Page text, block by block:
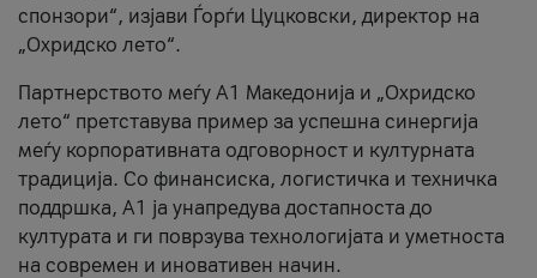
спонзори“, изјави Ѓорѓи Цуцковски, директор на
„Охридско лето“.
Партнерството меѓу A1 Македонија и „Охридско
лето“ претставува пример за успешна синергија
меѓу корпоративната одговорност и културната
традиција. Со финансиска, логистичка и техничка
поддршка, A1 ја унапредува достапноста до
културата и ги поврзува технологијата и уметноста
на современ и иновативен начин.